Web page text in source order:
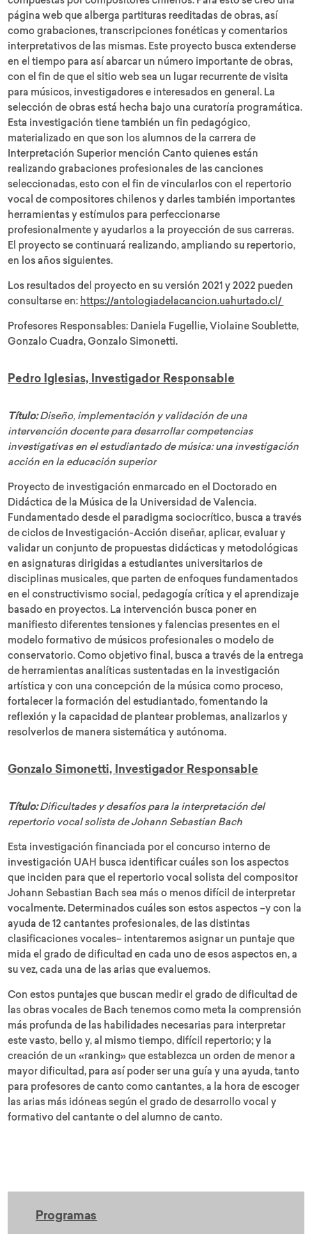
página web que alberga partituras reeditadas de obras, así
como grabaciones, transcripciones fonéticas y comentarios
interpretativos de las mismas. Este proyecto busca extenderse
en el tiempo para así abarcar un número importante de obras,
con el fin de que el sitio web sea un lugar recurrente de visita
para músicos, investigadores e interesados en general. La
selección de obras está hecha bajo una curatoría programática.
Esta investigación tiene también un fin pedagógico,
materializado en que son los alumnos de la carrera de
Interpretación Superior mención Canto quienes están
realizando grabaciones profesionales de las canciones
seleccionadas, esto con el fin de vincularlos con el repertorio
vocal de compositores chilenos y darles también importantes
herramientas y estímulos para perfeccionarse
profesionalmente y ayudarlos a la proyección de sus carreras.
El proyecto se continuará realizando, ampliando su repertorio,
en los años siguientes.
Los resultados del proyecto en su versión 2021 y 2022 pueden
consultarse en: https://antologiadelacancion.uahurtado.cl/
Profesores Responsables: Daniela Fugellie, Violaine Soublette,
Gonzalo Cuadra, Gonzalo Simonetti.
Pedro Iglesias, Investigador Responsable
Título:Diseño, implementación y validación de una
intervención docente para desarrollar competencias
investigativas en el estudiantado de música: una investigación
acción en la educación superior
Proyecto de investigación enmarcado en el Doctorado en
Didáctica de la Música de la Universidad de Valencia.
Fundamentado desde el paradigma sociocrítico, busca a través
de ciclos de Investigación-Acción diseñar, aplicar, evaluar y
validar un conjunto de propuestas didácticas y metodológicas
en asignaturas dirigidas a estudiantes universitarios de
disciplinas musicales, que parten de enfoques fundamentados
en el constructivismo social, pedagogía crítica y el aprendizaje
basado en proyectos. La intervención busca poner en
manifiesto diferentes tensiones y falencias presentes en el
modelo formativo de músicos profesionales o modelo de
conservatorio. Como objetivo final, busca a través de la entrega
de herramientas analíticas sustentadas en la investigación
artística y con una concepción de la música como proceso,
fortalecer la formación del estudiantado, fomentando la
reflexión y la capacidad de plantear problemas, analizarlos y
resolverlos de manera sistemática y autónoma.
Gonzalo Simonetti, Investigador Responsable
Título:Dificultades y desafíos para la interpretación del
repertorio vocal solista de Johann Sebastian Bach
Esta investigación financiada por el concurso interno de
investigación UAH busca identificar cuáles son los aspectos
que inciden para que el repertorio vocal solista del compositor
Johann Sebastian Bach sea más o menos difícil de interpretar
vocalmente. Determinados cuáles son estos aspectos –y con la
ayuda de 12 cantantes profesionales, de las distintas
clasificaciones vocales– intentaremos asignar un puntaje que
mida el grado de dificultad en cada uno de esos aspectos en, a
su vez, cada una de las arias que evaluemos.
Con estos puntajes que buscan medir el grado de dificultad de
las obras vocales de Bach tenemos como meta la comprensión
más profunda de las habilidades necesarias para interpretar
este vasto, bello y, al mismo tiempo, difícil repertorio; y la
creación de un «ranking» que establezca un orden de menor a
mayor dificultad, para así poder ser una guía y una ayuda, tanto
para profesores de canto como cantantes, a la hora de escoger
las arias más idóneas según el grado de desarrollo vocal y
formativo del cantante o del alumno de canto.
Programas